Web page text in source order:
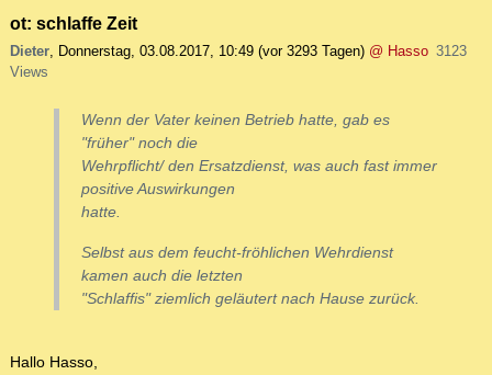
ot: schlaffe Zeit
Dieter, Donnerstag, 03.08.2017, 10:49 (vor 3293 Tagen) @ Hasso 3123
Views
Wenn der Vater keinen Betrieb hatte, gab es
"früher" noch die
Wehrpflicht/ den Ersatzdienst, was auch fast immer
positive Auswirkungen
hatte.
Selbst aus dem feucht-fröhlichen Wehrdienst
kamen auch die letzten
"Schlaffis" ziemlich geläutert nach Hause zurück.
Hallo Hasso,